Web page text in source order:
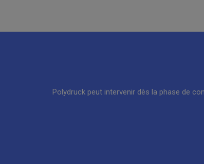
Polydruck peut intervenir dès la phase de